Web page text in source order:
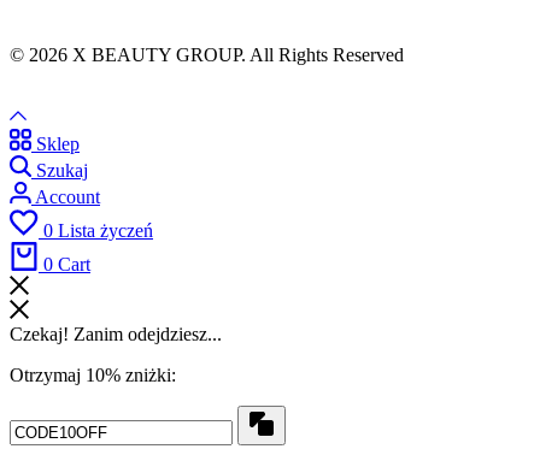
© 2026 X BEAUTY GROUP. All Rights Reserved
Sklep
Szukaj
Account
0 Lista życzeń
0 Cart
Czekaj! Zanim odejdziesz...
Otrzymaj 10% zniżki: